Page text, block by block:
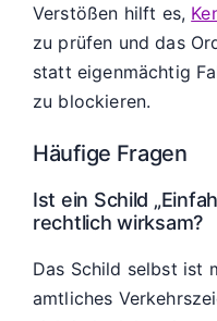
Verstößen hilft es,
zu prüfen und das
statt eigenmächtig
zu blockieren.
Häufige Fragen
Ist ein Schild
rechtlich wirksam?
Das Schild selbst ist
amtliches